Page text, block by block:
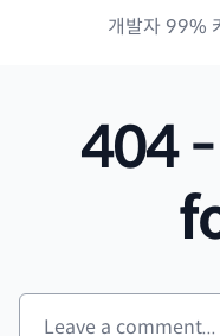
개발자 99%
404